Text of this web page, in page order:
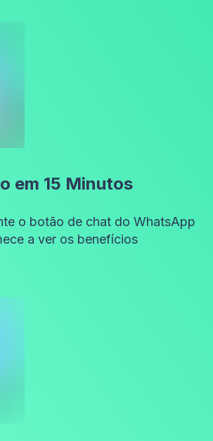
em 15 Minutos
o botão de chat do WhatsApp
a ver os benefícios